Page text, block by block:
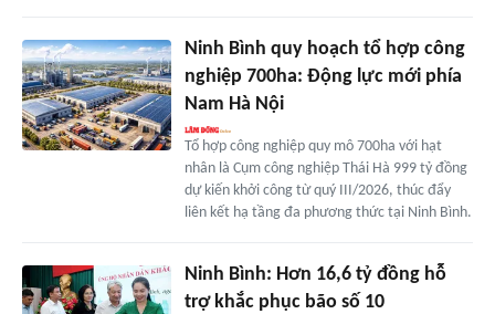
Ninh Bình quy hoạch tổ hợp công
nghiệp 700ha: Động lực mới phía
Nam Hà Nội
Tổ hợp công nghiệp quy mô 700ha với hạt
nhân là Cụm công nghiệp Thái Hà 999 tỷ đồng
dự kiến khởi công từ quý III/2026, thúc đẩy
liên kết hạ tầng đa phương thức tại Ninh Bình.
Ninh Bình: Hơn 16,6 tỷ đồng hỗ
trợ khắc phục bão số 10